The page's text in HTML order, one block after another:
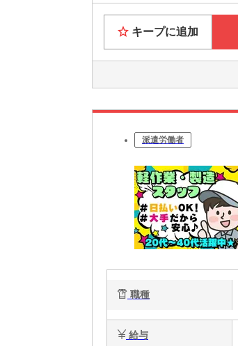
キープに追加
派遣労働者
職種
給与